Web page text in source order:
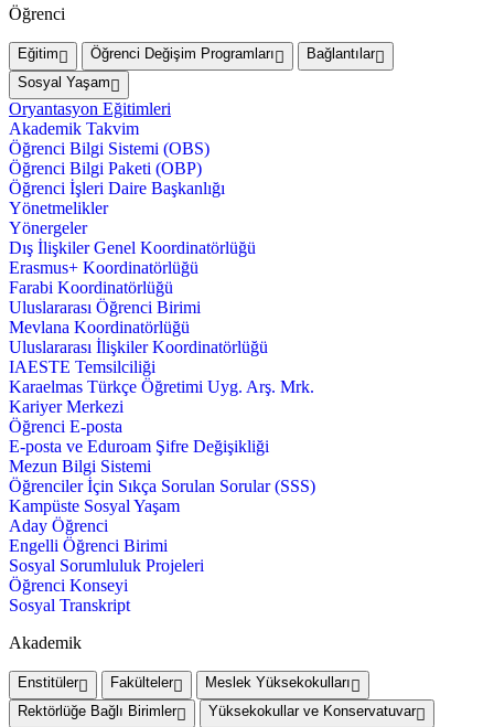
Öğrenci
Eğitim Öğrenci Değişim Programları
Bağlantılar
Sosyal Yaşam
Oryantasyon Eğitimleri
Akademik Takvim
Öğrenci Bilgi Sistemi (OBS)
Öğrenci Bilgi Paketi (OBP)
Öğrenci İşleri Daire Başkanlığı
Yönetmelikler
Yönergeler
Dış İlişkiler Genel Koordinatörlüğü
Erasmus+ Koordinatörlüğü
Farabi Koordinatörlüğü
Uluslararası Öğrenci Birimi
Mevlana Koordinatörlüğü
Uluslararası İlişkiler Koordinatörlüğü
IAESTE Temsilciliği
Karaelmas Türkçe Öğretimi Uyg. Arş. Mrk.
Kariyer Merkezi
Öğrenci E-posta
E-posta ve Eduroam Şifre Değişikliği
Mezun Bilgi Sistemi
Öğrenciler İçin Sıkça Sorulan Sorular (SSS)
Kampüste Sosyal Yaşam
Aday Öğrenci
Engelli Öğrenci Birimi
Sosyal Sorumluluk Projeleri
Öğrenci Konseyi
Sosyal Transkript
Akademik
Enstitüler Fakülteler
Meslek Yüksekokulları
Rektörlüğe Bağlı Birimler
Yüksekokullar ve Konservatuvar